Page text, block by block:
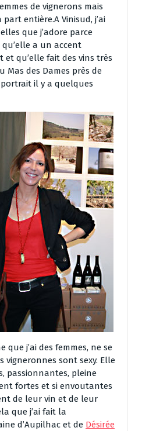
de vignerons mais
entière.A Vinisud, j’ai
que j’adore parce
a un accent
qu’elle fait des vins très
Mas des Dames près de
portrait il y a quelques
que j’ai des femmes, ne se
vigneronnes sont sexy. Elle
passionnantes, pleine
fortes et si envoutantes
de leur vin et de leur
que j’ai fait la
d’Aupilhac et de Désirée